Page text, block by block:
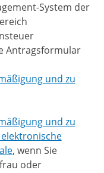
System der
Antragsformular
und zu
und zu
elektronische
, wenn Sie
oder